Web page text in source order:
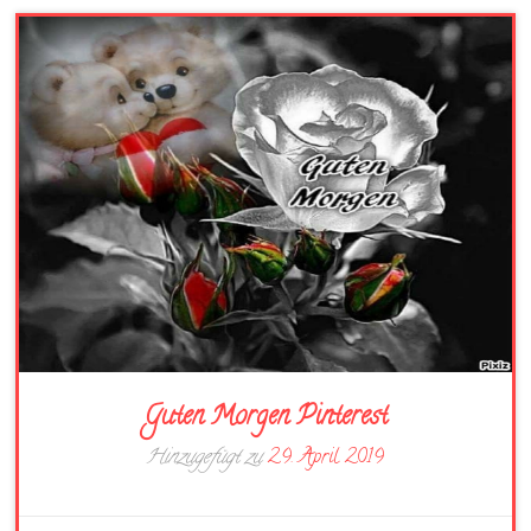
Guten Morgen Pinterest
Hinzugefügt zu29. April 2019